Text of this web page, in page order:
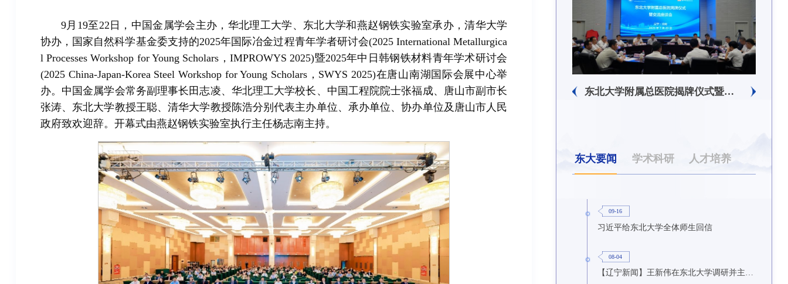
9月19至22日，中国金属学会主办，华北理工大学、东北大学和燕赵钢铁实验室承办，清华大学
协办，国家自然科学基金委支持的2025年国际冶金过程青年学者研讨会(2025 International Metallurgica
l Processes Workshop for Young Scholars，IMPROWYS 2025)暨2025年中日韩钢铁材料青年学术研讨会
(2025 China-Japan-Korea Steel Workshop for Young Scholars，SWYS 2025)在唐山南湖国际会展中心举
办。中国金属学会常务副理事长田志凌、华北理工大学校长、中国工程院院士张福成、唐山市副市长
张涛、东北大学教授王聪、清华大学教授陈浩分别代表主办单位、承办单位、协办单位及唐山市人民
政府致欢迎辞。开幕式由燕赵钢铁实验室执行主任杨志南主持。
辽宁省卓越工程师培养联合体在东北大学成立 习近平给东北大学全体师生回信 东北大学附属总医院揭牌仪式暨交流座谈会举行
东大要闻 学术科研 人才培养
09-16
习近平给东北大学全体师生回信
08-04
【辽宁新闻】王新伟在东北大学调研并主持召开座谈会